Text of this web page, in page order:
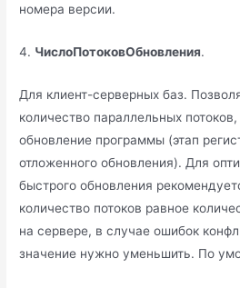
номера версии.
4. ЧислоПотоковОбновления.
Для клиент-серверных баз.
количество параллельных
обновление программы (этап
отложенного обновления). Для
быстрого обновления
количество потоков равное
на сервере, в случае ошибок
значение нужно уменьшить. По